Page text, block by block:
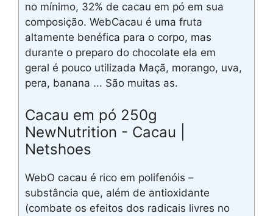
no mínimo, 32% de cacau em pó em sua
composição. WebCacau é uma fruta
altamente benéfica para o corpo, mas
durante o preparo do chocolate ela em
geral é pouco utilizada Maçã, morango, uva,
pera, banana ... São muitas as.
Cacau em pó 250g
NewNutrition - Cacau |
Netshoes
WebO cacau é rico em polifenóis –
substância que, além de antioxidante
(combate os efeitos dos radicais livres no